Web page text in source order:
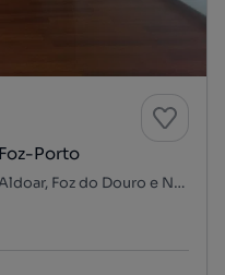
Porto
Rua Alfredo Keil, Pinhais da Foz, Aldoar, Foz do Douro e Nevogilde, Porto, Porto